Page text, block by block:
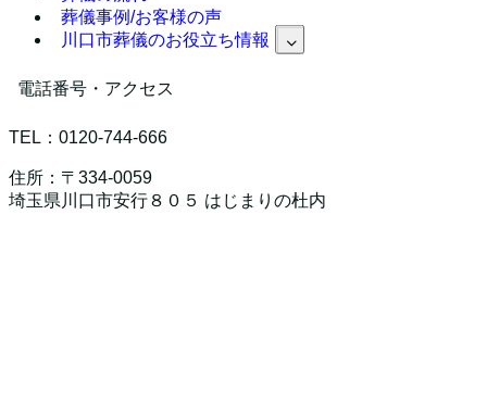
葬儀事例/お客様の声
川口市葬儀のお役立ち情報
電話番号・アクセス
TEL：0120-744-666
住所：〒334-0059
埼玉県川口市安行８０５ はじまりの杜内